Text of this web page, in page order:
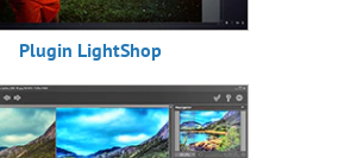
Plugin LightShop